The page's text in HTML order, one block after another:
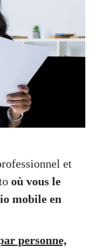
et
où vous le
mobile en
personne,